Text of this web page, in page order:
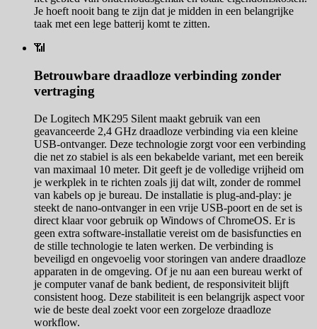
Je hoeft nooit bang te zijn dat je midden in een belangrijke
taak met een lege batterij komt te zitten.
📶
Betrouwbare draadloze verbinding zonder
vertraging
De Logitech MK295 Silent maakt gebruik van een
geavanceerde 2,4 GHz draadloze verbinding via een kleine
USB-ontvanger. Deze technologie zorgt voor een verbinding
die net zo stabiel is als een bekabelde variant, met een bereik
van maximaal 10 meter. Dit geeft je de volledige vrijheid om
je werkplek in te richten zoals jij dat wilt, zonder de rommel
van kabels op je bureau. De installatie is plug-and-play: je
steekt de nano-ontvanger in een vrije USB-poort en de set is
direct klaar voor gebruik op Windows of ChromeOS. Er is
geen extra software-installatie vereist om de basisfuncties en
de stille technologie te laten werken. De verbinding is
beveiligd en ongevoelig voor storingen van andere draadloze
apparaten in de omgeving. Of je nu aan een bureau werkt of
je computer vanaf de bank bedient, de responsiviteit blijft
consistent hoog. Deze stabiliteit is een belangrijk aspect voor
wie de beste deal zoekt voor een zorgeloze draadloze
workflow.